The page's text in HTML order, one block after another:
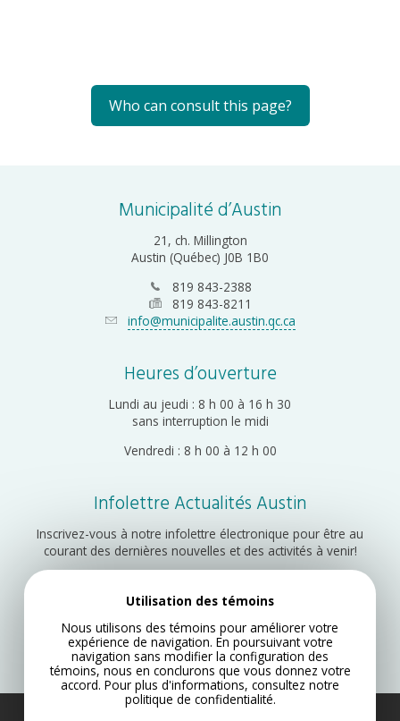
Who can consult this page?
Municipalité d’Austin
21, ch. Millington
Austin (Québec) J0B 1B0
819 843-2388
819 843-8211
info@municipalite.austin.qc.ca
Heures d’ouverture
Lundi au jeudi : 8 h 00 à 16 h 30
sans interruption le midi
Vendredi : 8 h 00 à 12 h 00
Infolettre Actualités Austin
Inscrivez-vous à notre infolettre électronique pour être au
courant des dernières nouvelles et des activités à venir!
Utilisation des témoins
Nous utilisons des témoins pour améliorer votre
expérience de navigation. En poursuivant votre
navigation sans modifier la configuration des
témoins, nous en conclurons que vous donnez votre
accord. Pour plus d'informations, consultez notre
politique de confidentialité.